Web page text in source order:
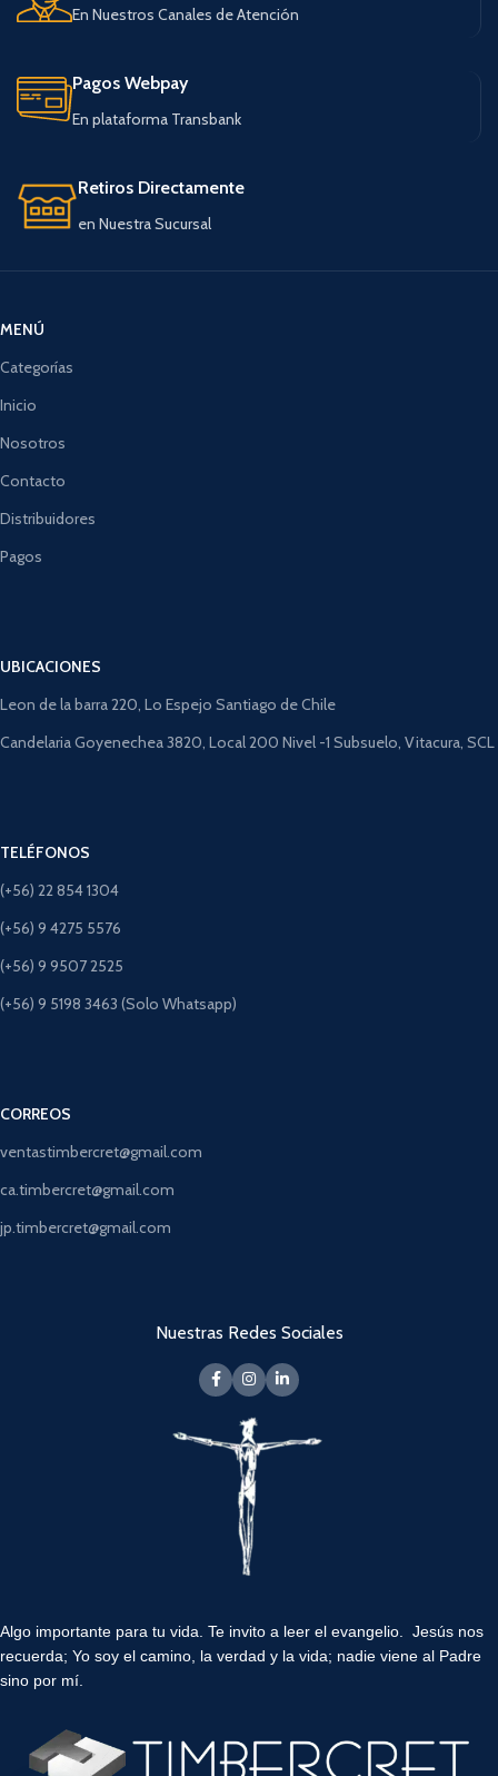
En Nuestros Canales de Atención
Pagos Webpay
En plataforma Transbank
Retiros Directamente
en Nuestra Sucursal
MENÚ
Categorías
Inicio
Nosotros
Contacto
Distribuidores
Pagos
UBICACIONES
Leon de la barra 220, Lo Espejo Santiago de Chile
Candelaria Goyenechea 3820, Local 200 Nivel -1 Subsuelo, Vitacura, SCL
TELÉFONOS
(+56) 22 854 1304
(+56) 9 4275 5576
(+56) 9 9507 2525
(+56) 9 5198 3463 (Solo Whatsapp)
CORREOS
ventastimbercret@gmail.com
ca.timbercret@gmail.com
jp.timbercret@gmail.com
Nuestras Redes Sociales
Algo importante para tu vida. Te invito a leer el evangelio. Jesús nos
recuerda; Yo soy el camino, la verdad y la vida; nadie viene al Padre
sino por mí.